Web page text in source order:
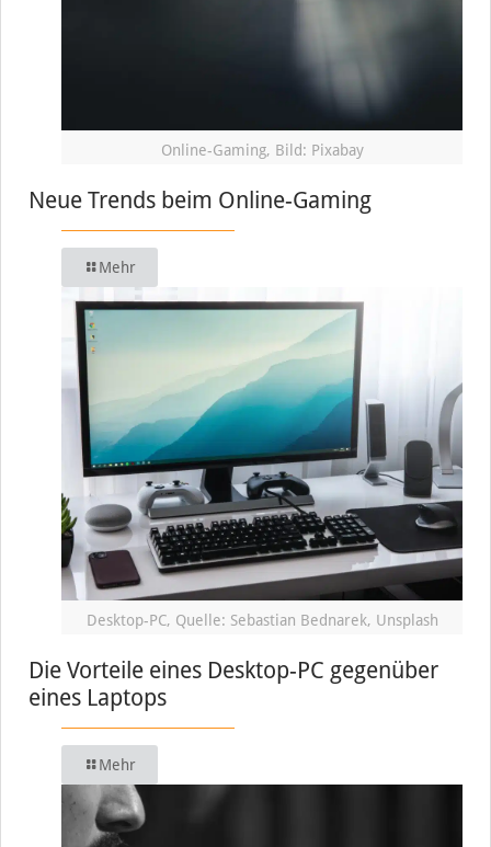
Online-Gaming, Bild: Pixabay
Neue Trends beim Online-Gaming
Mehr
Desktop-PC, Quelle: Sebastian Bednarek, Unsplash
Die Vorteile eines Desktop-PC gegenüber
eines Laptops
Mehr